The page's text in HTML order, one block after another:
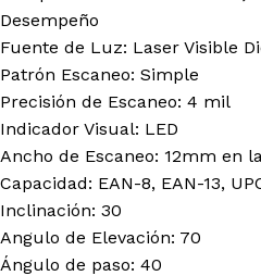
VIDEO GAMER
Asus
Asrock
Gigabyte
MSI
Razer
Redragon
Royal
Desempeño
Fuente de Luz: Laser Visible
Patrón Escaneo: Simple
Precisión de Escaneo: 4 mil
Indicador Visual: LED
Ancho de Escaneo: 12mm en
Capacidad: EAN-8, EAN-13,
Inclinación: 30
Angulo de Elevación: 70
Ángulo de paso: 40